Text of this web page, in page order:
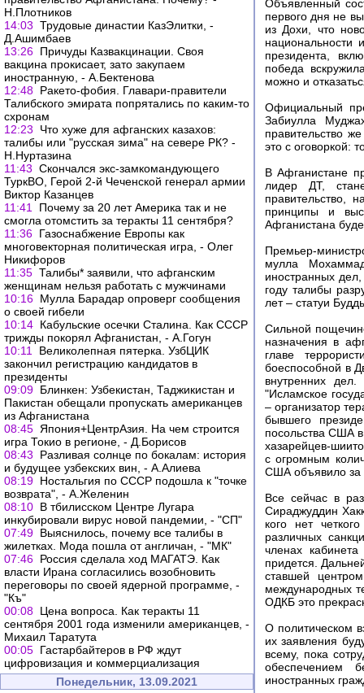
Н.Плотников
14:03 Трудовые династии КазЭлитки, -
Д.Ашимбаев
13:26 Причуды Казвакцинации. Своя
вакцина прокисает, зато закупаем
иностранную, - А.Бектенова
12:48 Ракето-фобия. Главари-правители
Талибского эмирата попрятались по каким-то
схронам
12:23
Что хуже для афганских казахов:
талибы или "русская зима" на севере РК? -
Н.Нуртазина
11:43 Скончался экс-замкомандующего
ТуркВО, Герой 2-й Чеченской генерал армии
Виктор Казанцев
11:41
Почему за 20 лет Америка так и не
смогла отомстить за теракты 11 сентября?
11:36 Газоснабжение Европы как
многовекторная политическая игра, - Олег
Никифоров
11:35 Талибы* заявили, что афганским
женщинам нельзя работать с мужчинами
10:16 Мулла Барадар опроверг сообщения
о своей гибели
10:14 Кабульские осечки Сталина. Как СССР
трижды покорял Афганистан, - А.Гогун
10:11
Великолепная пятерка. УзбЦИК
закончил регистрацию кандидатов в
президенты
09:09 Блинкен: Узбекистан, Таджикистан и
Пакистан обещали пропускать американцев
из Афганистана
08:45 Япония+ЦентрАзия. На чем строится
игра Токио в регионе, - Д.Борисов
08:43
Разливая солнце по бокалам: история
и будущее узбекских вин, - А.Алиева
08:19 Ностальгия по СССР подошла к "точке
возврата", - А.Желенин
08:10 В тбилисском Центре Лугара
инкубировали вирус новой пандемии, - "СП"
07:49 Выяснилось, почему все талибы в
жилетках. Мода пошла от англичан, - "МК"
07:46 Россия сделала ход МАГАТЭ. Как
власти Ирана согласились возобновить
переговоры по своей ядерной программе, -
"Къ"
00:08 Цена вопроса. Как теракты 11
сентября 2001 года изменили американцев, -
Михаил Таратута
00:05 Гастарбайтеров в РФ ждут
цифровизация и коммерциализация
Понедельник, 13.09.2021
Объявленный
первого дня не
из Дохи, что
национальности
президента,
победа
можно и
Официальный
Забиулла
правительство
это с оговоркой:
В Афганистане
лидер ДТ,
правительство,
принципы и
Афганистана
Премьер-
мулла
иностранных
году талибы
лет – статуи
Сильной
назначения в
главе
боеспособной в
внутренних
"Исламское
– организатор
бывшего
посольства США в
хазарейцев-
с огромным
США объявило за
Все сейчас в
Сираджуддин
кого нет
различных
членах
придется.
ставшей
международных
ОДКБ это
О политическом
их заявления
всему, пока
обеспечением
иностранных